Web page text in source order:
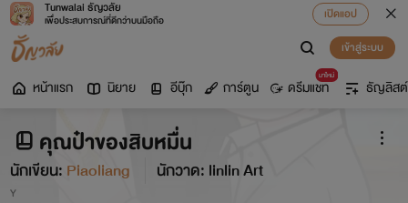
Tunwalai ธัญวลัย
เพื่อประสบการณ์ที่ดีกว่าบนมือถือ
เปิดแอป
เข้าสู่ระบบ
หน้าแรก นิยาย อีบุ๊ก การ์ตูน
มาใหม่
ดรีมแชท ธัญลิสต์
คุณป๋าของสิบหมื่น
นักเขียน: Piaoliang นักวาด: linlin Art
Y